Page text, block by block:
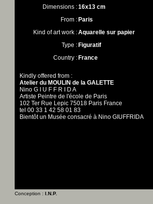
Dimensions :16x13 cm
From : Paris
Kind of art work :Aquarelle sur papier
Type : Figuratif
Country : France
Kindly offered from :
Atelier du MOULIN de la GALETTE
Nino G I U F F R I D A
Artiste Peintre de l'école de Paris
102 Ter Rue Lepic 75018 Paris France
tel 00 33 1 42 58 01 83
Bientôt un Musée consacré à Nino GIUFFRIDA
Conception : I.N.P.